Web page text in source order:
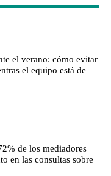
el verano: cómo evitar
el equipo está de
de los mediadores
en las consultas sobre